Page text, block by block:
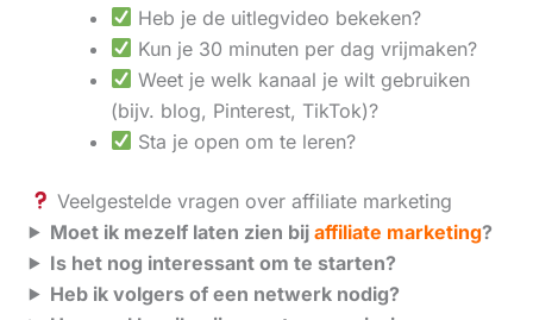
Heb je de uitlegvideo bekeken?
Kun je 30 minuten per dag vrijmaken?
Weet je welk kanaal je wilt gebruiken
(bijv. blog, Pinterest, TikTok)?
Sta je open om te leren?
Veelgestelde vragen over affiliate marketing
Moet ik mezelf laten zien bij affiliate marketing?
Is het nog interessant om te starten?
Heb ik volgers of een netwerk nodig?